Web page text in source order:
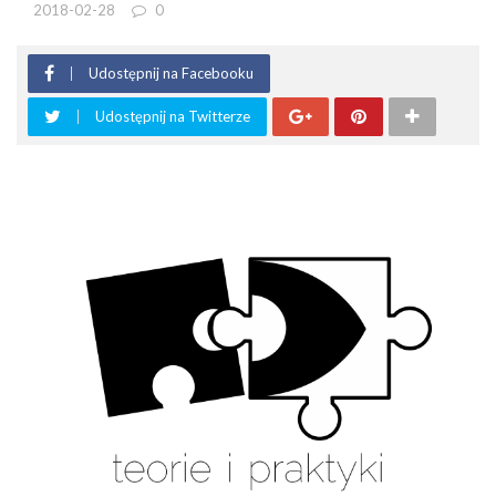
2018-02-28 0
Udostępnij na Facebooku
Udostępnij na Twitterze